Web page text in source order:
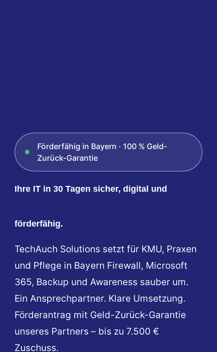
Förderfähig in Bayern · 100 % Geld-
Zurück-Garantie
Ihre IT in 30 Tagen sicher, digital und
förderfähig.
TechAuch Solutions setzt für KMU, Praxen
und Pflege in Bayern Firewall, Microsoft
365, Backup und Awareness sauber um.
Ein Ansprechpartner. Klare Umsetzung.
Förderantrag mit Geld-Zurück-Garantie
unseres Partners – bis zu 7.500 €
Zuschuss.